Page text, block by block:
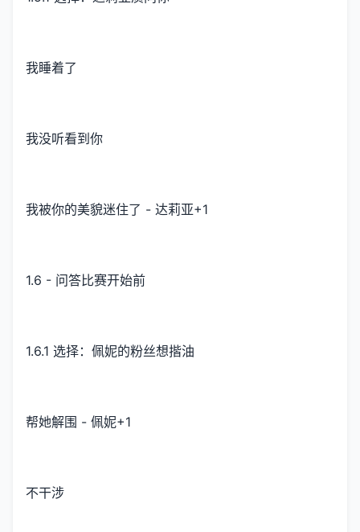
我睡着了
我没听看到你
我被你的美貌迷住了 - 达莉亚+1
1.6 - 问答比赛开始前
1.6.1 选择：佩妮的粉丝想揩油
帮她解围 - 佩妮+1
不干涉